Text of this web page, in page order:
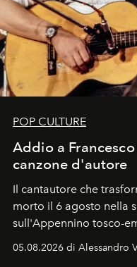
POP CULTURE
Addio a
canzone d'autore
Il cantautore che
morto il 6 agosto nella
sull'Appennino tosco-
05.08.2026 di Alessandro